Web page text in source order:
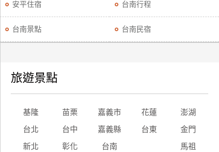
安平住宿 台南行程
台南景點 台南民宿
旅遊景點
基隆 苗栗 嘉義市 花蓮 澎湖
台北 台中 嘉義縣 台東 金門
新北 彰化 台南 馬祖